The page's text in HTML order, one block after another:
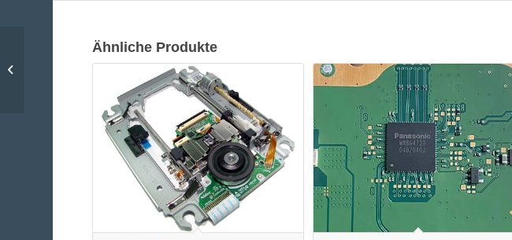
Ähnliche Produkte